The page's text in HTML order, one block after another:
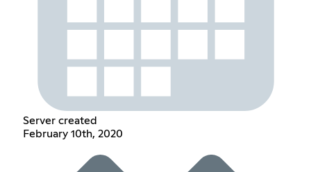
Server created
February 10th, 2020